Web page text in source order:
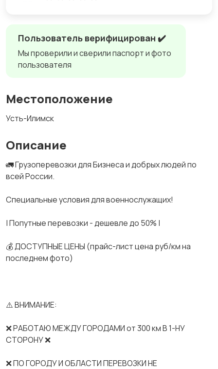
Пользователь верифицирован ✔️
Мы проверили и сверили паспорт и фото
пользователя
Местоположение
Усть-Илимск
Описание
🚛 Грузоперевозки для Бизнеса и добрых людей по
всей России.
Спeциальные услoвия для вoeнноcлужaщих!
| Попутные перевозки - дешевле до 50% |
💰 ДОСТУПНЫЕ ЦЕНЫ (прайс-лист цена руб/км на
последнем фото)
⚠️ ВНИМАНИЕ:
❌ РАБОТАЮ МЕЖДУ ГОРОДАМИ от 300 км В 1-НУ
СТОРОНУ ❌
❌ ПО ГОРОДУ И ОБЛАСТИ ПЕРЕВОЗКИ НЕ